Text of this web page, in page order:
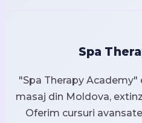
Spa
"Spa Therapy
masaj din Moldova,
Oferim cursuri